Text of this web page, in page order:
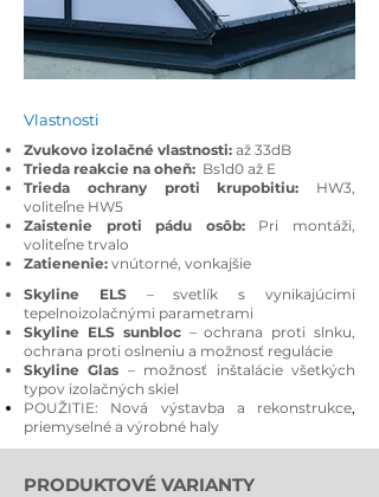
Vlastnosti
Zvukovo izolačné vlastnosti: až 33dB
Trieda reakcie na oheň: Bs1d0 až E
Trieda ochrany proti krupobitiu: HW3,
voliteľne HW5
Zaistenie proti pádu osôb: Pri montáži,
voliteľne trvalo
Zatienenie: vnútorné, vonkajšie
Skyline ELS– svetlík s vynikajúcimi
tepelnoizolačnými parametrami
Skyline ELS sunbloc– ochrana proti slnku,
ochrana proti oslneniu a možnosť regulácie
Skyline Glas – možnosť inštalácie všetkých
typov izolačných skiel
POUŽITIE: Nová výstavba a rekonstrukce,
priemyselné a výrobné haly
PRODUKTOVÉ VARIANTY